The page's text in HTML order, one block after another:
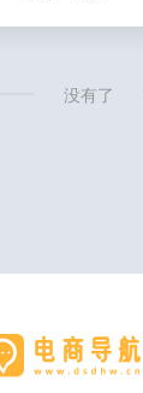
没有了